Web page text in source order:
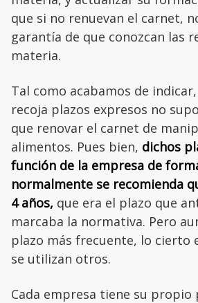
que si no renuevan el carnet,
garantía de que conozcan las
materia.
Tal como acabamos de
recoja plazos expresos no
que renovar el carnet de
alimentos. Pues bien, dichos
función de la empresa de
normalmente se recomienda
4 años, que era el plazo que
marcaba la normativa. Pero
plazo más frecuente, lo cierto
se utilizan otros.
Cada empresa tiene su propio